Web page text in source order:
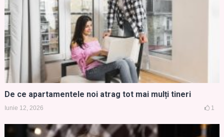
De ce apartamentele noi atrag tot mai mulți tineri
Iunie 12, 2026 1